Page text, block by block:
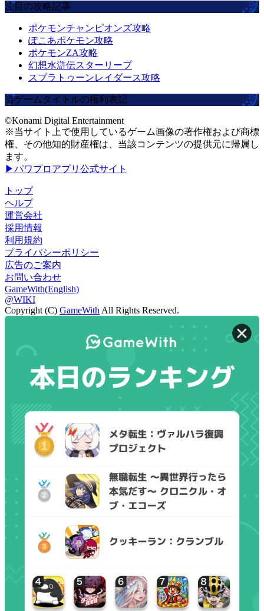
注目の攻略記事
ポケモンチャンピオンズ攻略
ぽこあポケモン攻略
ポケモンZA攻略
幻想水滸伝スターリープ
スプラトゥーンレイダース攻略
当ゲームタイトルの権利表記
©Konami Digital Entertainment
※当サイト上で使用しているゲーム画像の著作権および商標
権、その他知的財産権は、当該コンテンツの提供元に帰属し
ます。
▶パワプロアプリ公式サイト
トップ
ヘルプ
運営会社
採用情報
利用規約
プライバシーポリシー
広告のご案内
お問い合わせ
GameWith(English)
@WIKI
Copyright (C) GameWith All Rights Reserved.